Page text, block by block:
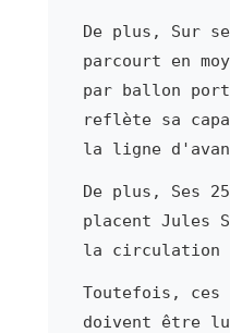
De plus, Sur
parcourt en
par ballon
reflète sa
la ligne
De plus, Ses
placent Jules
la circulation
Toutefois, ces
doivent être